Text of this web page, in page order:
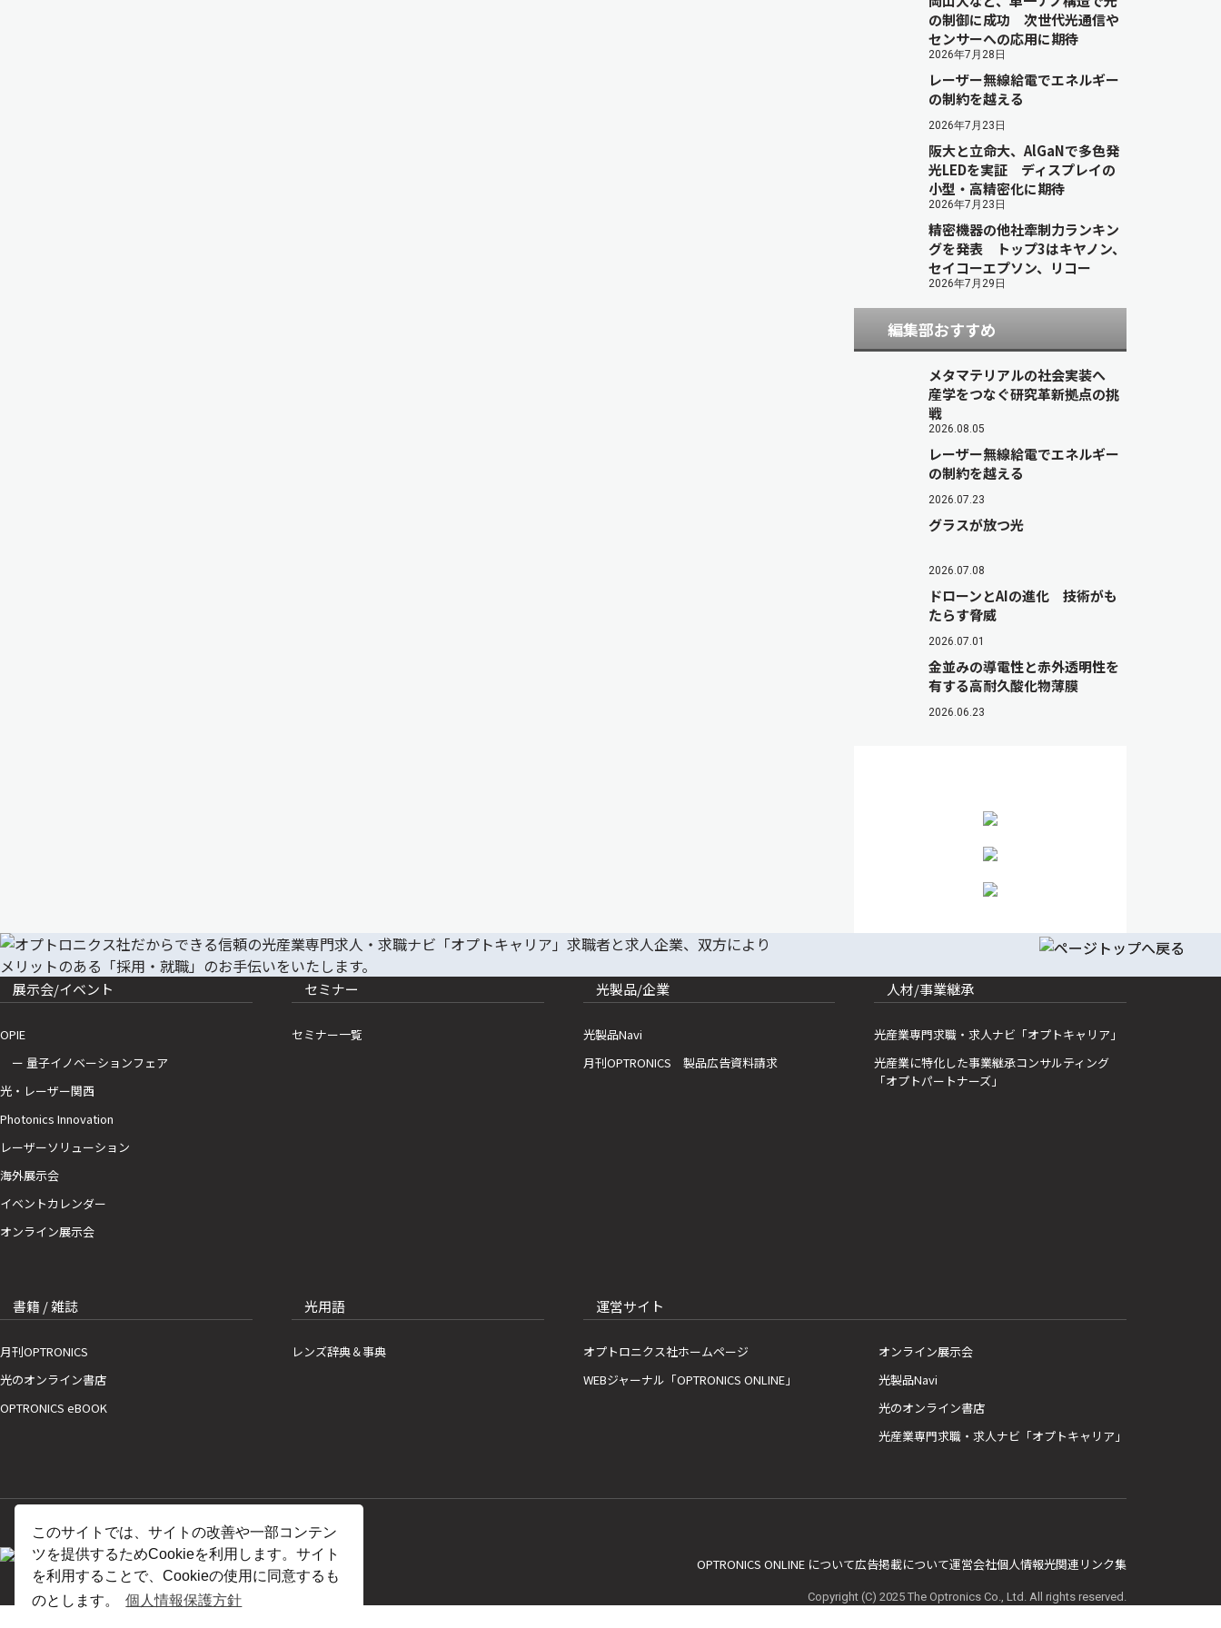
このサイトでは、サイトの改善や一部コンテン
ツを提供するためCookieを利用します。サイト
を利用することで、Cookieの使用に同意するも
のとします。
個人情報保護方針
の制御に成功 次世代光通信や
センサーへの応用に期待
2026年7月28日
レーザー無線給電でエネルギー
の制約を越える
2026年7月23日
阪大と立命大、AlGaNで多色発
光LEDを実証 ディスプレイの
小型・高精密化に期待
2026年7月23日
精密機器の他社牽制力ランキン
グを発表 トップ3はキヤノン、
セイコーエプソン、リコー
2026年7月29日
編集部おすすめ
メタマテリアルの社会実装へ
産学をつなぐ研究革新拠点の挑
戦
2026.08.05
レーザー無線給電でエネルギー
の制約を越える
2026.07.23
グラスが放つ光
2026.07.08
ドローンとAIの進化 技術がも
たらす脅威
2026.07.01
金並みの導電性と赤外透明性を
有する高耐久酸化物薄膜
2026.06.23
展示会/イベント
OPIE
ー 量子イノベーションフェア
光・レーザー関西
Photonics Innovation
レーザーソリューション
海外展示会
イベントカレンダー
オンライン展示会
セミナー
セミナー一覧
光製品/企業
光製品Navi
月刊OPTRONICS 製品広告資料請求
人材/事業継承
光産業専門求職・求人ナビ「オプトキャリア」
光産業に特化した事業継承コンサルティング
「オプトパートナーズ」
書籍 / 雑誌
月刊OPTRONICS
光のオンライン書店
OPTRONICS eBOOK
光用語
レンズ辞典＆事典
運営サイト
オプトロニクス社ホームページ
WEBジャーナル「OPTRONICS ONLINE」
オンライン展示会
光製品Navi
光のオンライン書店
光産業専門求職・求人ナビ「オプトキャリア」
OPTRONICS ONLINE について広告掲載について運営会社個人情報光関連リンク集
Copyright (C) 2025 The Optronics Co., Ltd. All rights reserved.